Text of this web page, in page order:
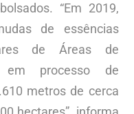
“Em 2019,
de essências
de Áreas de
em processo de
metros de cerca